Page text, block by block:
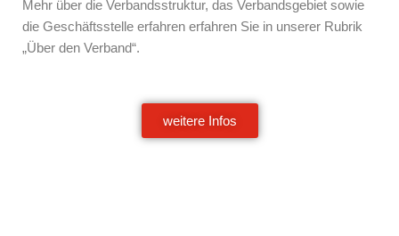
Mehr über die Verbandsstruktur, das Verbandsgebiet sowie
die Geschäftsstelle erfahren erfahren Sie in unserer Rubrik
„Über den Verband“.
weitere Infos